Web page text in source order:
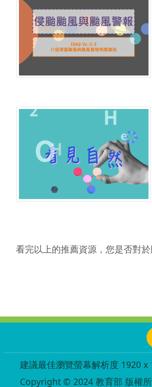
看完以上的推薦資源，您是否對
建議最佳瀏覽螢幕解析度 1920
Copyright © 2024 教育部 版權